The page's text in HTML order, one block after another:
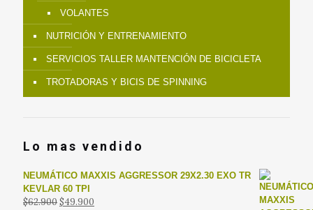
VOLANTES
NUTRICIÓN Y ENTRENAMIENTO
SERVICIOS TALLER MANTENCIÓN DE BICICLETA
TROTADORAS Y BICIS DE SPINNING
Lo mas vendido
NEUMÁTICO MAXXIS AGGRESSOR 29X2.30 EXO TR
KEVLAR 60 TPI
$62.900El
$49.900